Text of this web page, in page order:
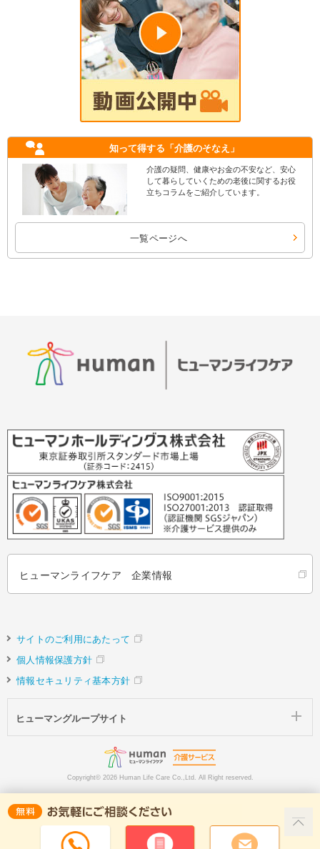
知って得する 「介護のそなえ」
介護の疑問、健康やお金の不安など、安心
して暮らしていくための老後に関するお役
立ちコラムをご紹介しています。
一覧ページへ
ヒューマンライフケア 企業情報
サイトのご利用にあたって
個人情報保護方針
情報セキュリティ基本方針
ヒューマングループサイト
Copyright© 2026 Human Life Care Co.,Ltd. All Right reserved.